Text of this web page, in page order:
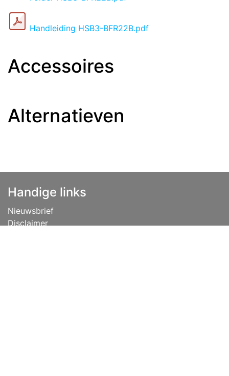
Handleiding HSB3-BFR22B.pdf
Accessoires
Alternatieven
Handige links
Nieuwsbrief
Disclaimer